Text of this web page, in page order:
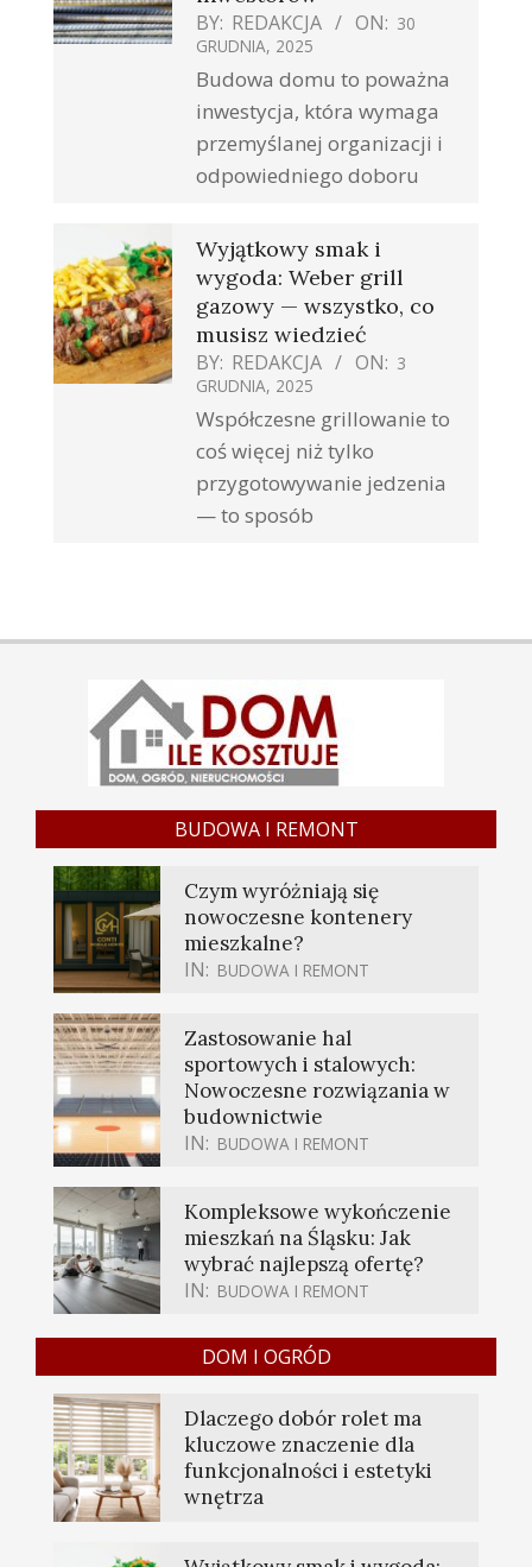
BY: REDAKCJA ON: 30
GRUDNIA, 2025
Budowa domu to poważna
inwestycja, która wymaga
przemyślanej organizacji i
odpowiedniego doboru
Wyjątkowy smak i
wygoda: Weber grill
gazowy — wszystko, co
musisz wiedzieć
BY: REDAKCJA ON: 3
GRUDNIA, 2025
Współczesne grillowanie to
coś więcej niż tylko
przygotowywanie jedzenia
— to sposób
BUDOWA I REMONT
Czym wyróżniają się
nowoczesne kontenery
mieszkalne?
IN: BUDOWA I REMONT
Zastosowanie hal
sportowych i stalowych:
Nowoczesne rozwiązania w
budownictwie
IN: BUDOWA I REMONT
Kompleksowe wykończenie
mieszkań na Śląsku: Jak
wybrać najlepszą ofertę?
IN: BUDOWA I REMONT
DOM I OGRÓD
Dlaczego dobór rolet ma
kluczowe znaczenie dla
funkcjonalności i estetyki
wnętrza